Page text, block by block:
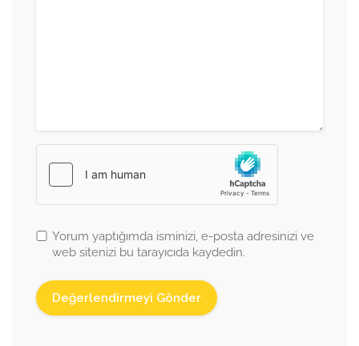
Yorum yaptığımda isminizi, e-posta adresinizi ve
web sitenizi bu tarayıcıda kaydedin.